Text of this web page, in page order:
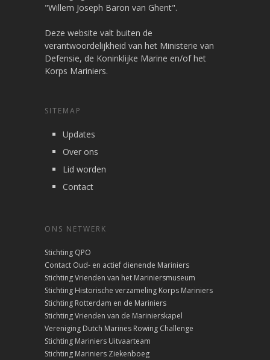
"Willem Joseph Baron van Ghent".
Deze website valt buiten de
verantwoordelijkheid van het Ministerie van
Defensie, de Koninklijke Marine en/of het
Korps Mariniers.
SITEMAP
Updates
Over ons
Lid worden
Contact
ONS NETWERK
Stichting QPO
Contact Oud- en actief dienende Mariniers
Stichting Vrienden van het Mariniersmuseum
Stichting Historische verzameling Korps Mariniers
Stichting Rotterdam en de Mariniers
Stichting Vrienden van de Marinierskapel
Vereniging Dutch Marines Rowing Challenge
Stichting Mariniers Uitvaarteam
Stichting Mariniers Ziekenboeg